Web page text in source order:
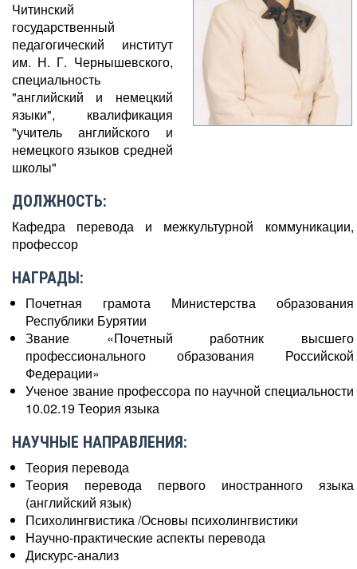
Читинский
государственный
педагогический институт
им. Н. Г. Чернышевского,
специальность
"английский и немецкий
языки", квалификация
"учитель английского и
немецкого языков средней
школы"
ДОЛЖНОСТЬ:
Кафедра перевода и межкультурной коммуникации,
профессор
НАГРАДЫ:
Почетная грамота Министерства образования
Республики Бурятии
Звание «Почетный работник высшего
профессионального образования Российской
Федерации»
Ученое звание профессора по научной специальности
10.02.19 Теория языка
НАУЧНЫЕ НАПРАВЛЕНИЯ:
Теория перевода
Теория перевода первого иностранного языка
(английский язык)
Психолингвистика /Основы психолингвистики
Научно-практические аспекты перевода
Дискурс-анализ